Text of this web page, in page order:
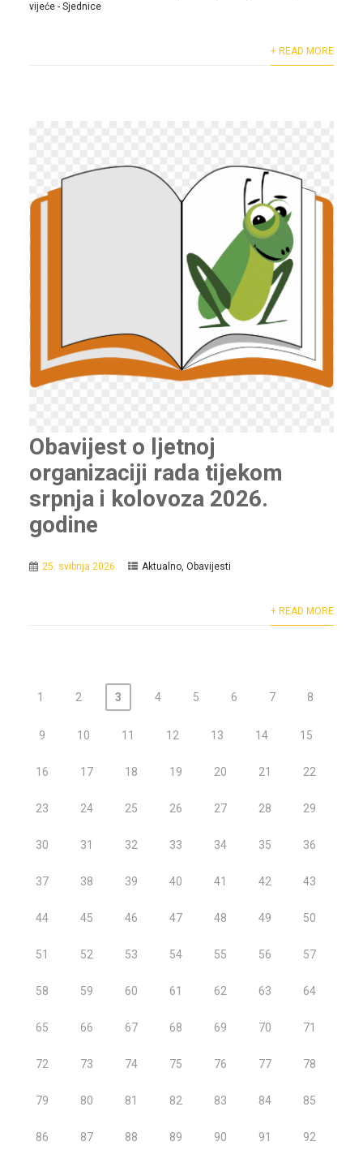
vijeće - Sjednice
+ READ MORE
Obavijest o ljetnoj
organizaciji rada tijekom
srpnja i kolovoza 2026.
godine
25. svibnja 2026. Aktualno, Obavijesti
+ READ MORE
1 2 3 4 5 6 7 8
9 10 11 12 13 14 15
16 17 18 19 20 21 22
23 24 25 26 27 28 29
30 31 32 33 34 35 36
37 38 39 40 41 42 43
44 45 46 47 48 49 50
51 52 53 54 55 56 57
58 59 60 61 62 63 64
65 66 67 68 69 70 71
72 73 74 75 76 77 78
79 80 81 82 83 84 85
86 87 88 89 90 91 92